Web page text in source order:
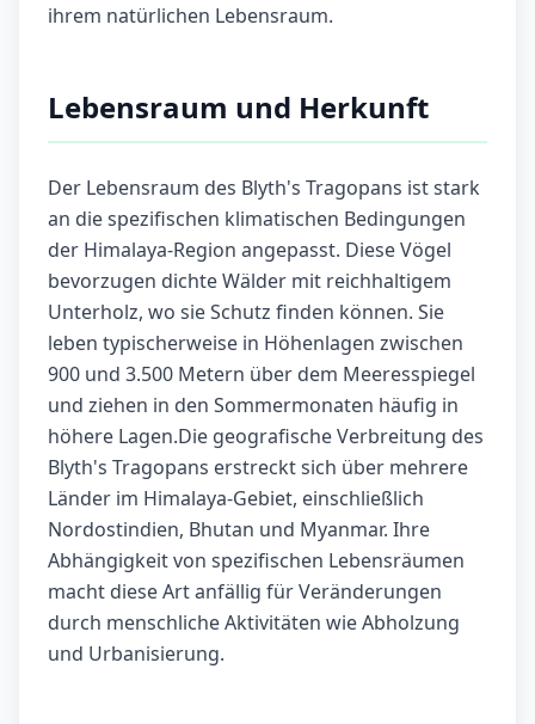
ihrem natürlichen Lebensraum.
Lebensraum und Herkunft
Der Lebensraum des Blyth's Tragopans ist stark
an die spezifischen klimatischen Bedingungen
der Himalaya-Region angepasst. Diese Vögel
bevorzugen dichte Wälder mit reichhaltigem
Unterholz, wo sie Schutz finden können. Sie
leben typischerweise in Höhenlagen zwischen
900 und 3.500 Metern über dem Meeresspiegel
und ziehen in den Sommermonaten häufig in
höhere Lagen.Die geografische Verbreitung des
Blyth's Tragopans erstreckt sich über mehrere
Länder im Himalaya-Gebiet, einschließlich
Nordostindien, Bhutan und Myanmar. Ihre
Abhängigkeit von spezifischen Lebensräumen
macht diese Art anfällig für Veränderungen
durch menschliche Aktivitäten wie Abholzung
und Urbanisierung.